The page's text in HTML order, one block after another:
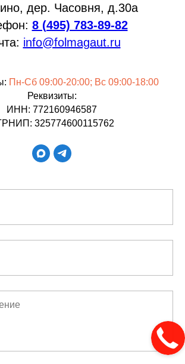
дер. Часовня, д.30а
8 (495) 783-89-82
info@folmagaut.ru
Пн-Сб 09:00-20:00; Вс 09:00-18:00
Реквизиты:
ИНН: 772160946587
325774600115762